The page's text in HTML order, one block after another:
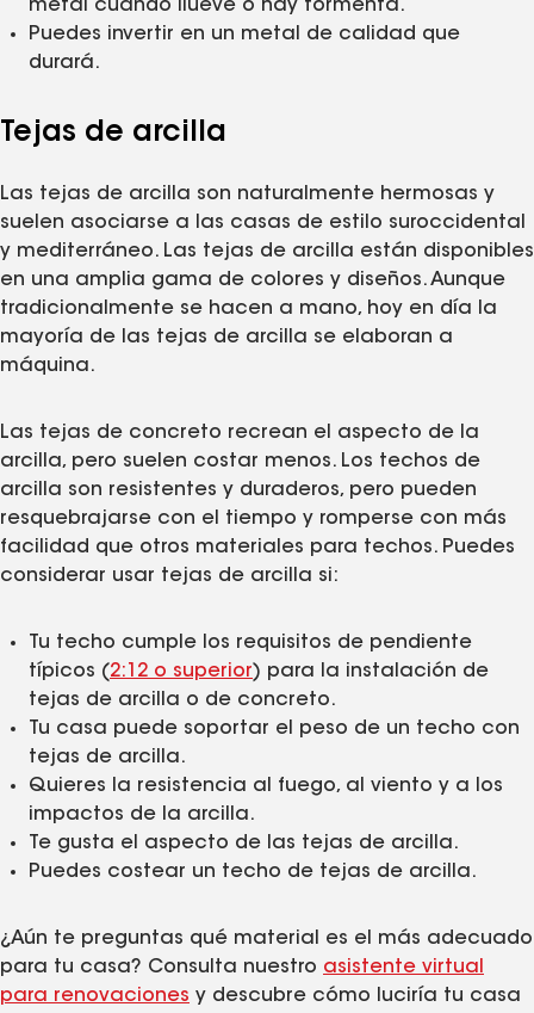
metal cuando llueve o hay tormenta.
Puedes invertir en un metal de calidad que
durará.
Tejas de arcilla
Las tejas de arcilla son naturalmente hermosas y
suelen asociarse a las casas de estilo suroccidental
y mediterráneo. Las tejas de arcilla están disponibles
en una amplia gama de colores y diseños. Aunque
tradicionalmente se hacen a mano, hoy en día la
mayoría de las tejas de arcilla se elaboran a
máquina.
Las tejas de concreto recrean el aspecto de la
arcilla, pero suelen costar menos. Los techos de
arcilla son resistentes y duraderos, pero pueden
resquebrajarse con el tiempo y romperse con más
facilidad que otros materiales para techos. Puedes
considerar usar tejas de arcilla si:
Tu techo cumple los requisitos de pendiente
típicos (2:12 o superior) para la instalación de
tejas de arcilla o de concreto.
Tu casa puede soportar el peso de un techo con
tejas de arcilla.
Quieres la resistencia al fuego, al viento y a los
impactos de la arcilla.
Te gusta el aspecto de las tejas de arcilla.
Puedes costear un techo de tejas de arcilla.
¿Aún te preguntas qué material es el más adecuado
para tu casa? Consulta nuestro asistente virtual
para renovaciones y descubre cómo luciría tu casa